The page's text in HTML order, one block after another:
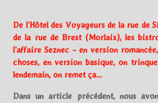
De l’Hôtel des Voyageurs de la rue de
de la rue de Brest (Morlaix), les
l’affaire Seznec – en version
choses, en version basique, on
lendemain, on remet ça…
Dans un article précédent, nous